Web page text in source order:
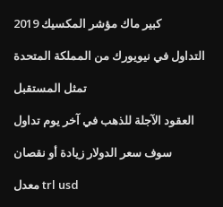
كبير ماك مؤشر المكسيك 2019
التداول في نيويورك من المملكة المتحدة
تمثل المستقبل
العقود الآجلة للذهب في آخر يوم تداول
سوف سعر الدولار زيادة أو نقصان
معدل trl usd